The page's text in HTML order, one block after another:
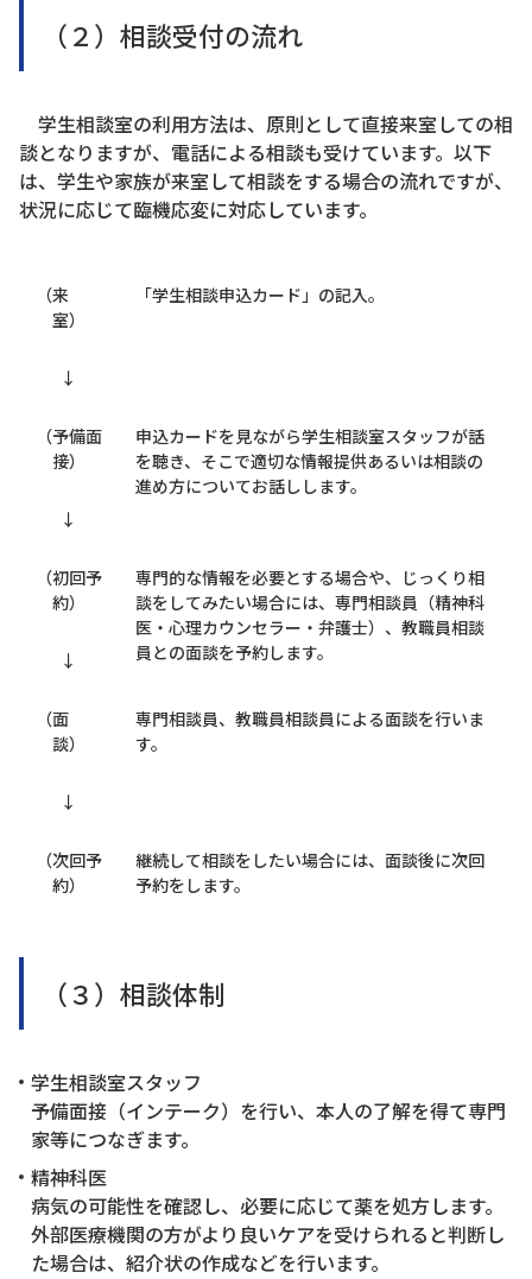
（２）相談受付の流れ
学生相談室の利用方法は、原則として直接来室しての相
談となりますが、電話による相談も受けています。以下
は、学生や家族が来室して相談をする場合の流れですが、
状況に応じて臨機応変に対応しています。
（来
室）
「学生相談申込カード」の記入。
↓
（予備面
接）
申込カードを見ながら学生相談室スタッフが話
を聴き、そこで適切な情報提供あるいは相談の
進め方についてお話しします。
↓
（初回予
約）
専門的な情報を必要とする場合や、じっくり相
談をしてみたい場合には、専門相談員（精神科
医・心理カウンセラー・弁護士）、教職員相談
員との面談を予約します。
↓
（面
談）
専門相談員、教職員相談員による面談を行いま
す。
↓
（次回予
約）
継続して相談をしたい場合には、面談後に次回
予約をします。
（３）相談体制
学生相談室スタッフ
予備面接（インテーク）を行い、本人の了解を得て専門
家等につなぎます。
精神科医
病気の可能性を確認し、必要に応じて薬を処方します。
外部医療機関の方がより良いケアを受けられると判断し
た場合は、紹介状の作成などを行います。